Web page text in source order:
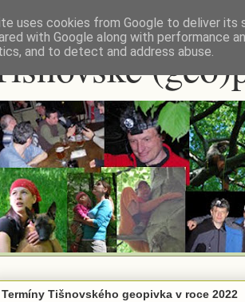
Termíny Tišnovského geopivka v roce 2022
uses cookies from Google to deliver its
with Google along with performance
and to detect and address abuse.